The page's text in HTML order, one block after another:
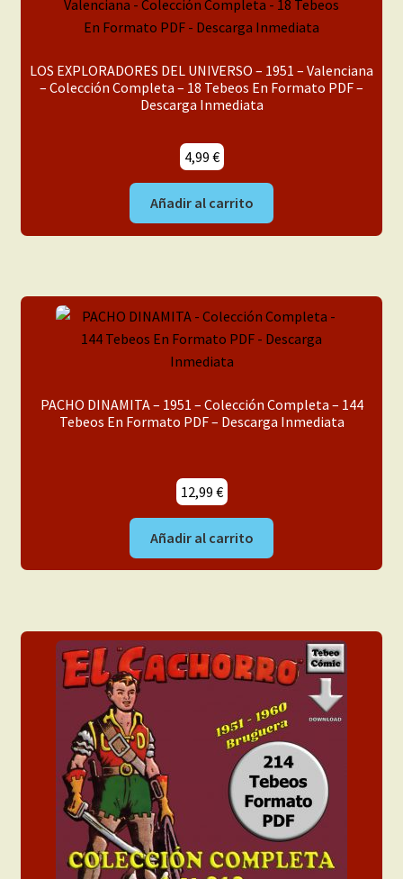
LOS EXPLORADORES DEL UNIVERSO – 1951 – Valenciana
– Colección Completa – 18 Tebeos En Formato PDF –
Descarga Inmediata
4,99 €
Añadir al carrito
PACHO DINAMITA – 1951 – Colección Completa – 144
Tebeos En Formato PDF – Descarga Inmediata
12,99 €
Añadir al carrito